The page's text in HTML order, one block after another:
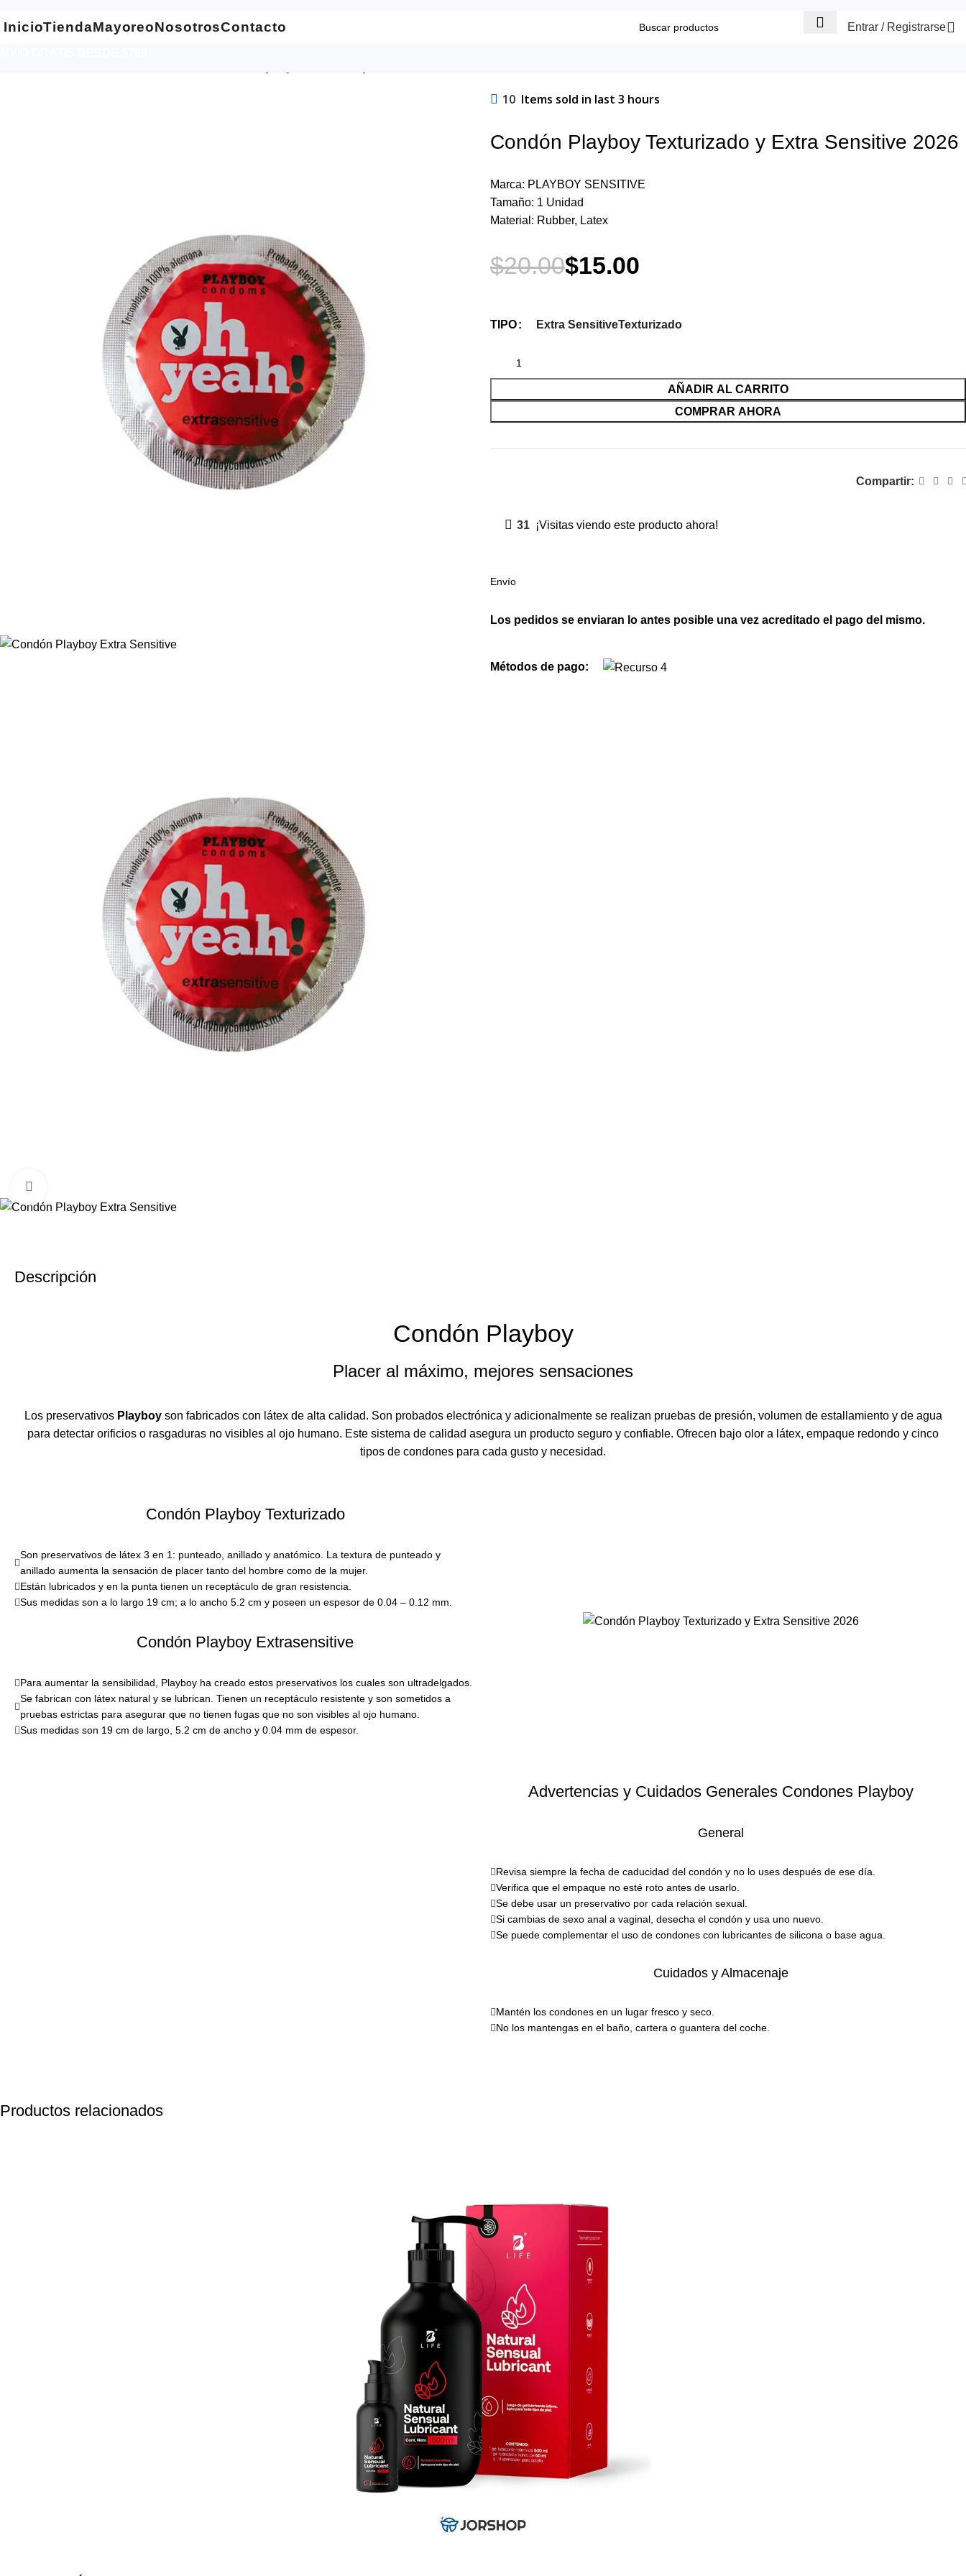
InicioTiendaMayoreoNosotrosContacto Entrar / Registrarse
10 Items sold in last 3 hours
Condón Playboy Texturizado y Extra Sensitive 2026
Marca: PLAYBOY SENSITIVE
Tamaño: 1 Unidad
Material: Rubber, Latex
$20.00$15.00
TIPO Extra SensitiveTexturizado
AÑADIR AL CARRITO
COMPRAR AHORA
Compartir:
31 ¡Visitas viendo este producto ahora!
Envío
Los pedidos se enviaran lo antes posible una vez acreditado el pago del mismo.
Métodos de pago:
Descripción
Condón Playboy
Placer al máximo, mejores sensaciones
Los preservativos Playboyson fabricados con látex de alta calidad. Son probados electrónica y adicionalmente se realizan pruebas de presión, volumen de estallamiento y de agua
para detectar orificios o rasgaduras no visibles al ojo humano. Este sistema de calidad asegura un producto seguro y confiable. Ofrecen bajo olor a látex, empaque redondo y cinco
tipos de condones para cada gusto y necesidad.
Condón Playboy Texturizado
Son preservativos de látex 3 en 1: punteado, anillado y anatómico. La textura de punteado y
anillado aumenta la sensación de placer tanto del hombre como de la mujer.
Están lubricados y en la punta tienen un receptáculo de gran resistencia.
Sus medidas son a lo largo 19 cm; a lo ancho 5.2 cm y poseen un espesor de 0.04 – 0.12 mm.
Condón Playboy Extrasensitive
Para aumentar la sensibilidad, Playboy ha creado estos preservativos los cuales son ultradelgados.
Se fabrican con látex natural y se lubrican. Tienen un receptáculo resistente y son sometidos a
pruebas estrictas para asegurar que no tienen fugas que no son visibles al ojo humano.
Sus medidas son 19 cm de largo, 5.2 cm de ancho y 0.04 mm de espesor.
Advertencias y Cuidados Generales Condones Playboy
General
Revisa siempre la fecha de caducidad del condón y no lo uses después de ese día.
Verifica que el empaque no esté roto antes de usarlo.
Se debe usar un preservativo por cada relación sexual.
Si cambias de sexo anal a vaginal, desecha el condón y usa uno nuevo.
Se puede complementar el uso de condones con lubricantes de silicona o base agua.
Cuidados y Almacenaje
Mantén los condones en un lugar fresco y seco.
No los mantengas en el baño, cartera o guantera del coche.
Productos relacionados
SELECCIONAR OPCIONES